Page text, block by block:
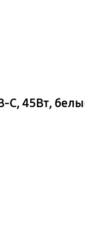
C, 45Вт,